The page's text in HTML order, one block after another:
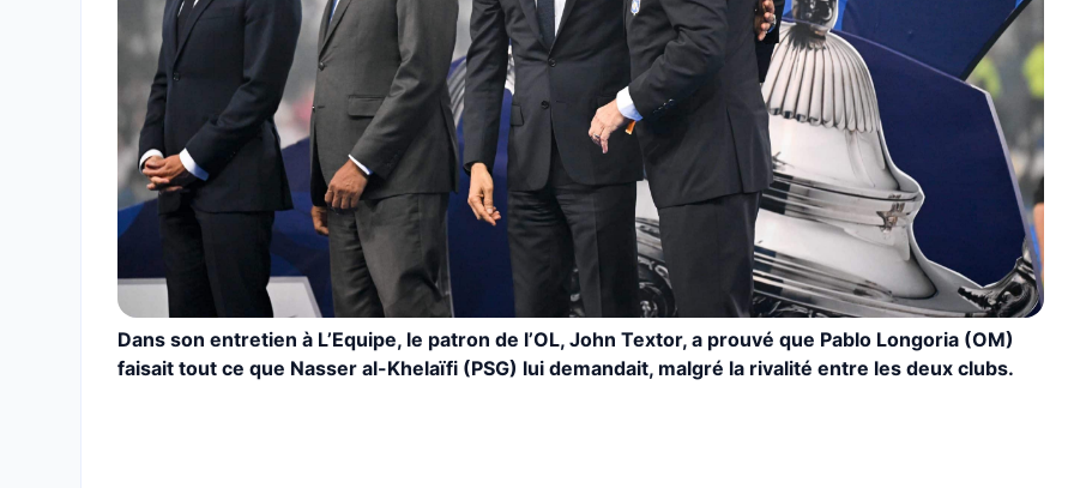
Dans son entretien à L’Equipe, le patron de l’OL, John Textor, a prouvé que Pablo Longoria (OM)
faisait tout ce que Nasser al-Khelaïfi (PSG) lui demandait, malgré la rivalité entre les deux clubs.